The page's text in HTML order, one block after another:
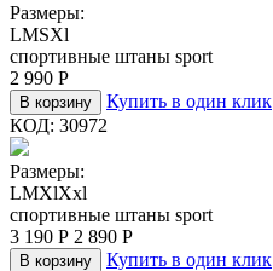
Размеры:
LMSXl
спортивные штаны sport
2 990 Р
В корзину
Купить в один клик
КОД: 30972
Размеры:
LMXlXxl
спортивные штаны sport
3 190 Р 2 890 Р
В корзину
Купить в один клик